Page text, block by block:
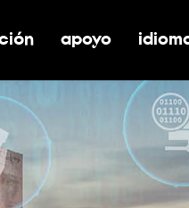
de impacto
submenú de
alternar
apoyo